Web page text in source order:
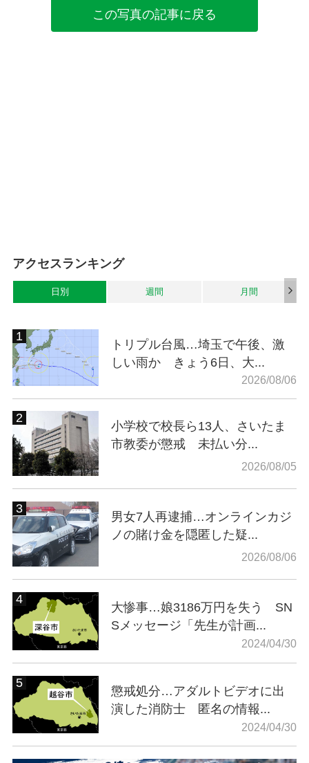
この写真の記事に戻る
アクセスランキング
日別 週間 月間
トリプル台風…埼玉で午後、激
しい雨か きょう6日、大...
2026/08/06
小学校で校長ら13人、さいたま
市教委が懲戒 未払い分...
2026/08/05
男女7人再逮捕…オンラインカジ
ノの賭け金を隠匿した疑...
2026/08/06
大惨事…娘3186万円を失う SN
Sメッセージ「先生が計画...
2024/04/30
懲戒処分…アダルトビデオに出
演した消防士 匿名の情報...
2024/04/30